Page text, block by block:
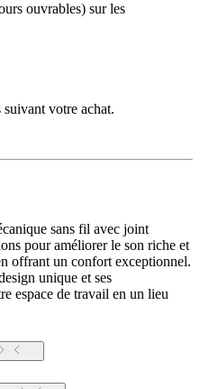
ouvrables) sur les
suivant votre achat.
sans fil avec joint
pour améliorer le son riche et
offrant un confort exceptionnel.
unique et ses
espace de travail en un lieu